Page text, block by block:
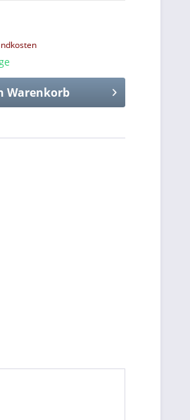
Warenkorb